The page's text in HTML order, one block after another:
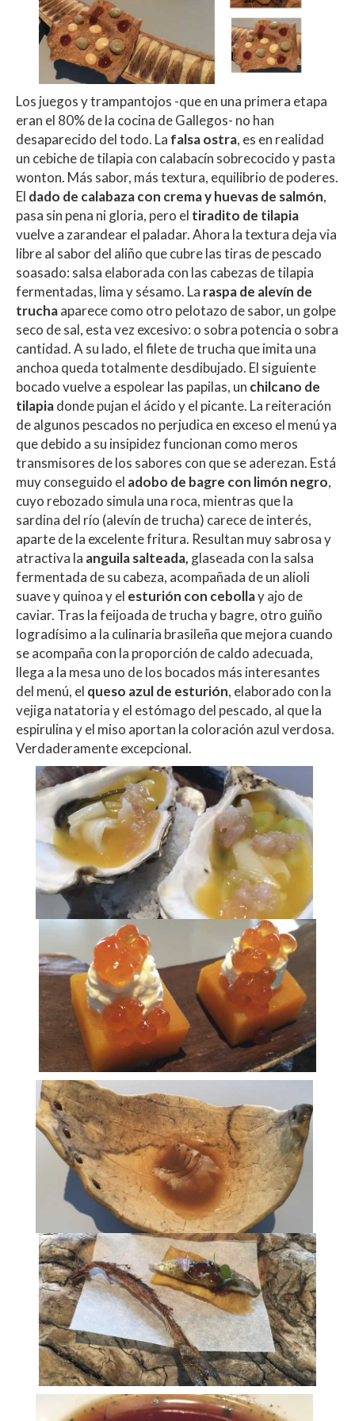
Los juegos y trampantojos -que en una primera etapa
eran el 80% de la cocina de Gallegos- no han
desaparecido del todo. La falsa ostra, es en realidad
un cebiche de tilapia con calabacín sobrecocido y pasta
wonton. Más sabor, más textura, equilibrio de poderes.
El dado de calabaza con crema y huevas de salmón,
pasa sin pena ni gloria, pero el tiradito de tilapia
vuelve a zarandear el paladar. Ahora la textura deja via
libre al sabor del aliño que cubre las tiras de pescado
soasado: salsa elaborada con las cabezas de tilapia
fermentadas, lima y sésamo. La raspa de alevín de
truchaaparece como otro pelotazo de sabor, un golpe
seco de sal, esta vez excesivo: o sobra potencia o sobra
cantidad. A su lado, el filete de trucha que imita una
anchoa queda totalmente desdibujado. El siguiente
bocado vuelve a espolear las papilas, un chilcano de
tilapiadonde pujan el ácido y el picante. La reiteración
de algunos pescados no perjudica en exceso el menú ya
que debido a su insipidez funcionan como meros
transmisores de los sabores con que se aderezan. Está
muy conseguido el adobo de bagre con limón negro,
cuyo rebozado simula una roca, mientras que la
sardina del río (alevín de trucha) carece de interés,
aparte de la excelente fritura. Resultan muy sabrosa y
atractiva la anguila salteada, glaseada con la salsa
fermentada de su cabeza, acompañada de un alioli
suave y quinoa y el esturión con cebollay ajo de
caviar. Tras la feijoada de trucha y bagre, otro guiño
logradísimo a la culinaria brasileña que mejora cuando
se acompaña con la proporción de caldo adecuada,
llega a la mesa uno de los bocados más interesantes
del menú, el queso azul de esturión, elaborado con la
vejiga natatoria y el estómago del pescado, al que la
espirulina y el miso aportan la coloración azul verdosa.
Verdaderamente excepcional.